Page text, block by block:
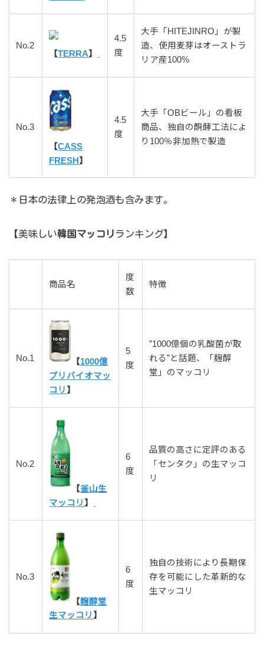
No.2
【TERRA】
4.5
度
大手「HITEJINRO」が製
造、使用麦芽はオーストラ
リア産100%
No.3
【CASS
FRESH】
4.5
度
大手「OBビール」の看板
商品、独自の醗酵工法によ
り100％非加熱で製造
＊日本の法律上の発泡酒も含みます。
【美味しい韓国マッコリランキング】
商品名
度
数
特徴
No.1 【1000億
プリバイオマッ
コリ 】
5
度
”1000億個の乳酸菌が取
れる”と話題、「麹醇
堂」のマッコリ
No.2
【釜山生
マッコリ 】
6
度
品質の高さに定評のある
「センタク」の生マッコ
リ
No.3
【麹醇堂
生マッコリ 】
6
度
独自の技術により長期保
存を可能にした革新的な
生マッコリ